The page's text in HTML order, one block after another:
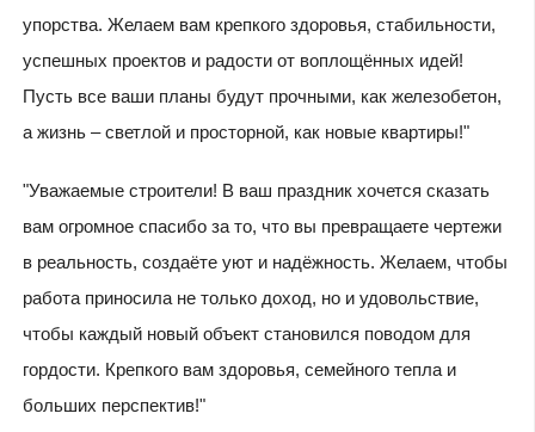
упорства. Желаем вам крепкого здоровья, стабильности,
успешных проектов и радости от воплощённых идей!
Пусть все ваши планы будут прочными, как железобетон,
а жизнь – светлой и просторной, как новые квартиры!"
"Уважаемые строители! В ваш праздник хочется сказать
вам огромное спасибо за то, что вы превращаете чертежи
в реальность, создаёте уют и надёжность. Желаем, чтобы
работа приносила не только доход, но и удовольствие,
чтобы каждый новый объект становился поводом для
гордости. Крепкого вам здоровья, семейного тепла и
больших перспектив!"